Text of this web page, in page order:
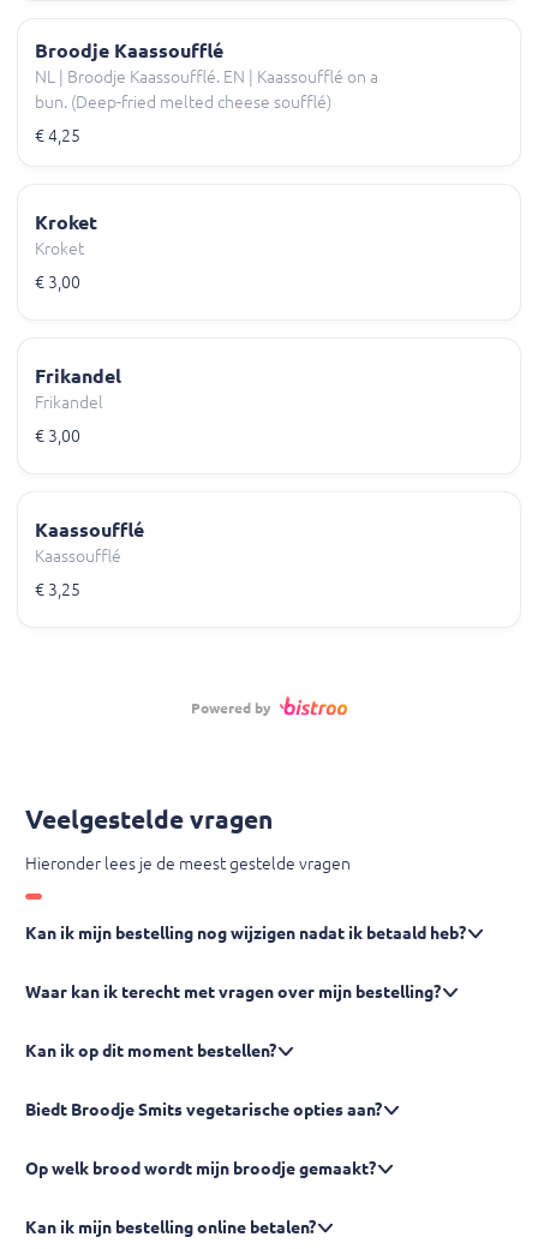
Broodje Kaassoufflé
NL | Broodje Kaassoufflé. EN | Kaassoufflé on a
bun. (Deep-fried melted cheese soufflé)
€ 4,25
Kroket
Kroket
€ 3,00
Frikandel
Frikandel
€ 3,00
Kaassoufflé
Kaassoufflé
€ 3,25
Powered by
Veelgestelde vragen
Hieronder lees je de meest gestelde vragen
Kan ik mijn bestelling nog wijzigen nadat ik betaald heb?
Waar kan ik terecht met vragen over mijn bestelling?
Kan ik op dit moment bestellen?
Biedt Broodje Smits vegetarische opties aan?
Op welk brood wordt mijn broodje gemaakt?
Kan ik mijn bestelling online betalen?